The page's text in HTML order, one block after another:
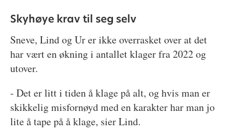
Skyhøye krav til seg selv
Sneve, Lind og Ur er ikke overrasket over at det
har vært en økning i antallet klager fra 2022 og
utover.
- Det er litt i tiden å klage på alt, og hvis man er
skikkelig misfornøyd med en karakter har man jo
lite å tape på å klage, sier Lind.